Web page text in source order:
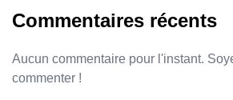
Commentaires récents
Aucun commentaire pour l'instant.
commenter !